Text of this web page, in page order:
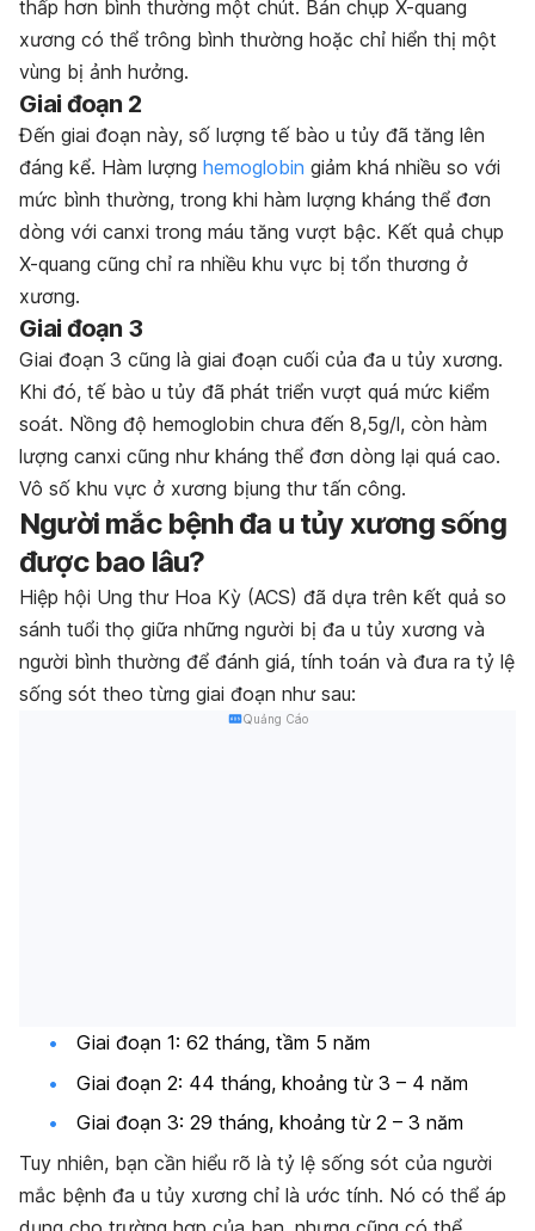
thấp hơn bình thường một chút. Bản chụp X-quang
xương có thể trông bình thường hoặc chỉ hiển thị một
vùng bị ảnh hưởng.
Giai đoạn 2
Đến giai đoạn này, số lượng tế bào u tủy đã tăng lên
đáng kể. Hàm lượng hemoglobin giảm khá nhiều so với
mức bình thường, trong khi hàm lượng kháng thể đơn
dòng với canxi trong máu tăng vượt bậc. Kết quả chụp
X-quang cũng chỉ ra nhiều khu vực bị tổn thương ở
xương.
Giai đoạn 3
Giai đoạn 3 cũng là giai đoạn cuối của đa u tủy xương.
Khi đó, tế bào u tủy đã phát triển vượt quá mức kiểm
soát. Nồng độ hemoglobin chưa đến 8,5g/l, còn hàm
lượng canxi cũng như kháng thể đơn dòng lại quá cao.
Vô số khu vực ở xương bịung thư tấn công.
Người mắc bệnh đa u tủy xương sống
được bao lâu?
Hiệp hội Ung thư Hoa Kỳ (ACS) đã dựa trên kết quả so
sánh tuổi thọ giữa những người bị đa u tủy xương và
người bình thường để đánh giá, tính toán và đưa ra tỷ lệ
sống sót theo từng giai đoạn như sau:
Quảng Cáo
Giai đoạn 1: 62 tháng, tầm 5 năm
Giai đoạn 2: 44 tháng, khoảng từ 3 – 4 năm
Giai đoạn 3: 29 tháng, khoảng từ 2 – 3 năm
Tuy nhiên, bạn cần hiểu rõ là tỷ lệ sống sót của người
mắc bệnh đa u tủy xương chỉ là ước tính. Nó có thể áp